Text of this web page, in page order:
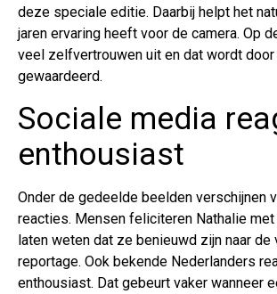
deze speciale editie. Daarbij helpt het
jaren ervaring heeft voor de camera. Op
veel zelfvertrouwen uit en dat wordt
gewaardeerd.
Sociale media
enthousiast
Onder de gedeelde beelden verschijnen
reacties. Mensen feliciteren Nathalie
laten weten dat ze benieuwd zijn naar de
reportage. Ook bekende Nederlanders
enthousiast. Dat gebeurt vaker wanneer